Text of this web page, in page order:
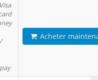
Acheter